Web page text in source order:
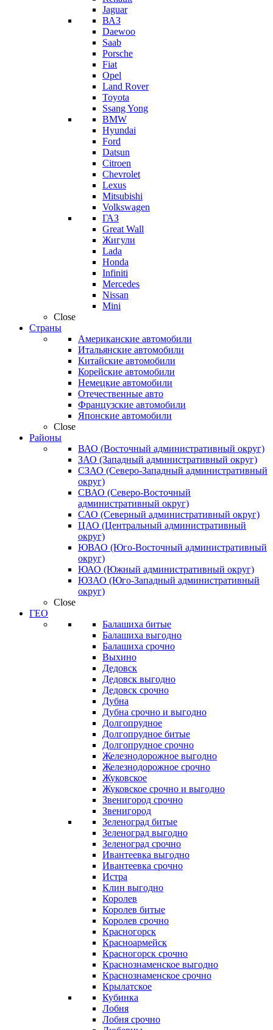
Jaguar
ВАЗ
Daewoo
Saab
Porsche
Fiat
Opel
Land Rover
Toyota
Ssang Yong
BMW
Hyundai
Ford
Datsun
Citroen
Chevrolet
Lexus
Mitsubishi
Volkswagen
ГАЗ
Great Wall
Жигули
Lada
Honda
Infiniti
Mercedes
Nissan
Mini
Close
Страны
Американские автомобили
Итальянские автомобили
Китайские автомобили
Корейские автомобили
Немецкие автомобили
Отечественные авто
Французские автомобили
Японские автомобили
Close
Районы
ВАО (Восточный административный округ)
ЗАО (Западный административный округ)
СЗАО (Северо-Западный административный
округ)
СВАО (Северо-Восточный
административный округ)
САО (Северный административный округ)
ЦАО (Центральный административный
округ)
ЮВАО (Юго-Восточный административный
округ)
ЮАО (Южный административный округ)
ЮЗАО (Юго-Западный административный
округ)
Close
ГЕО
Балашиха битые
Балашиха выгодно
Балашиха срочно
Выхино
Дедовск
Дедовск выгодно
Дедовск срочно
Дубна
Дубна срочно и выгодно
Долгопрудное
Долгопрудное битые
Долгопрудное срочно
Железнодорожное выгодно
Железнодорожное срочно
Жуковское
Жуковское срочно и выгодно
Звенигород срочно
Звенигород
Зеленоград битые
Зеленоград выгодно
Зеленоград срочно
Ивантеевка выгодно
Ивантеевка срочно
Истра
Клин выгодно
Королев
Королев битые
Королев срочно
Красногорск
Красноармейск
Красногорск срочно
Краснознаменское выгодно
Краснознаменское срочно
Крылатское
Кубинка
Лобня
Лобня срочно